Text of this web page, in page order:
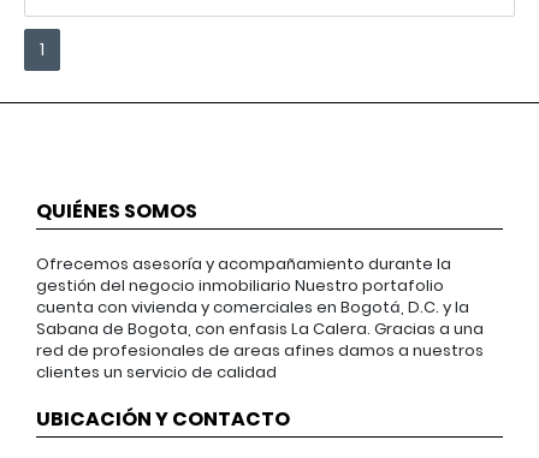
1
QUIÉNES SOMOS
Ofrecemos asesoría y acompañamiento durante la
gestión del negocio inmobiliario Nuestro portafolio
cuenta con vivienda y comerciales en Bogotá, D.C. y la
Sabana de Bogota, con enfasis La Calera. Gracias a una
red de profesionales de areas afines damos a nuestros
clientes un servicio de calidad
UBICACIÓN Y CONTACTO